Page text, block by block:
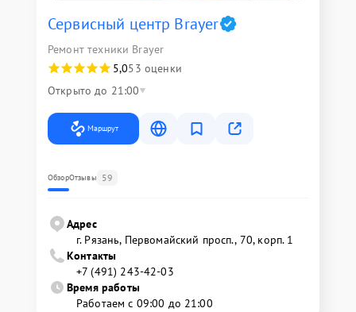
Сервисный центр Brayer
Ремонт техники Brayer
5,053 оценки
Открыто до 21:00
Маршрут
ОбзорОтзывы 59
Адрес
г. Рязань, Первомайский просп., 70, корп. 1
Контакты
+7 (491) 243-42-03
Время работы
Работаем с 09:00 до 21:00